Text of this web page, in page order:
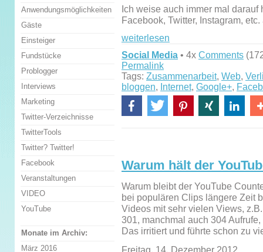
Ich weise auch immer mal
Facebook, Twitter, Instagram,
weiterlesen
Social Media • 4x Comments
Permalink
Tags: Zusammenarbeit, Web,
bloggen, Internet, Google+,
Warum hält der
Warum bleibt der YouTube
bei populären Clips längere Zeit
Videos mit sehr vielen Views,
301, manchmal auch 304
Das irritiert und führte schon zu
Freitag, 14. Dezember 2012
Anwendungsmöglichkeiten
Gäste
Einsteiger
Fundstücke
Problogger
Interviews
Marketing
Twitter-Verzeichnisse
TwitterTools
Twitter? Twitter!
Facebook
Veranstaltungen
VIDEO
YouTube
Monate im Archiv:
März 2016